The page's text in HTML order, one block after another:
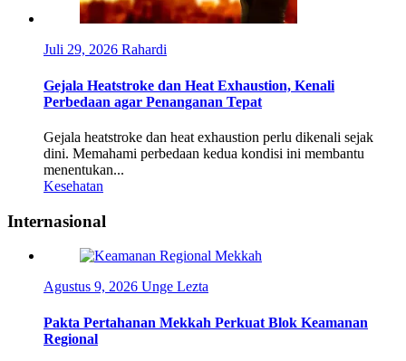
Juli 29, 2026 Rahardi
Gejala Heatstroke dan Heat Exhaustion, Kenali
Perbedaan agar Penanganan Tepat
Gejala heatstroke dan heat exhaustion perlu dikenali sejak
dini. Memahami perbedaan kedua kondisi ini membantu
menentukan...
Kesehatan
Internasional
Agustus 9, 2026 Unge Lezta
Pakta Pertahanan Mekkah Perkuat Blok Keamanan
Regional